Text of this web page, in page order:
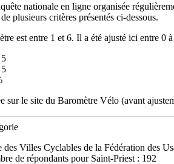
nationale en ligne organisée
plusieurs critères présentés ci-dessous.
est entre 1 et 6. Il a été ajusté ici entre
sur le site du Baromètre Vélo (avant
des Villes Cyclables de la Fédération des
de répondants pour Saint-Priest : 192